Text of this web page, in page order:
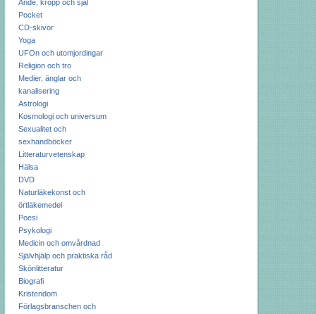
Ande, kropp och själ
Pocket
CD-skivor
Yoga
UFOn och utomjordingar
Religion och tro
Medier, änglar och
kanalisering
Astrologi
Kosmologi och universum
Sexualitet och
sexhandböcker
Litteraturvetenskap
Hälsa
DVD
Naturläkekonst och
örtläkemedel
Poesi
Psykologi
Medicin och omvårdnad
Självhjälp och praktiska råd
Skönlitteratur
Biografi
Kristendom
Förlagsbranschen och